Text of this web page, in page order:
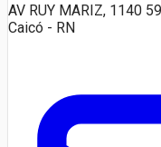
AV RUY MARIZ, 1140
Caicó - RN